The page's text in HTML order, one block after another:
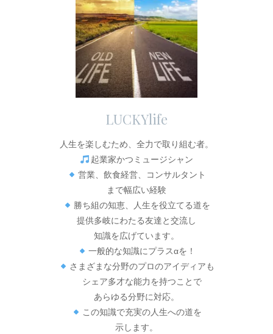
LUCKYlife
人生を楽しむため、全力で取り組む者。
起業家かつミュージシャン
営業、飲食経営、コンサルタント
まで幅広い経験
勝ち組の知恵、人生を役立てる道を
提供多岐にわたる友達と交流し
知識を広げています。
一般的な知識にプラスαを！
さまざまな分野のプロのアイディアも
シェア多才な能力を持つことで
あらゆる分野に対応。
この知識で充実の人生への道を
示します。